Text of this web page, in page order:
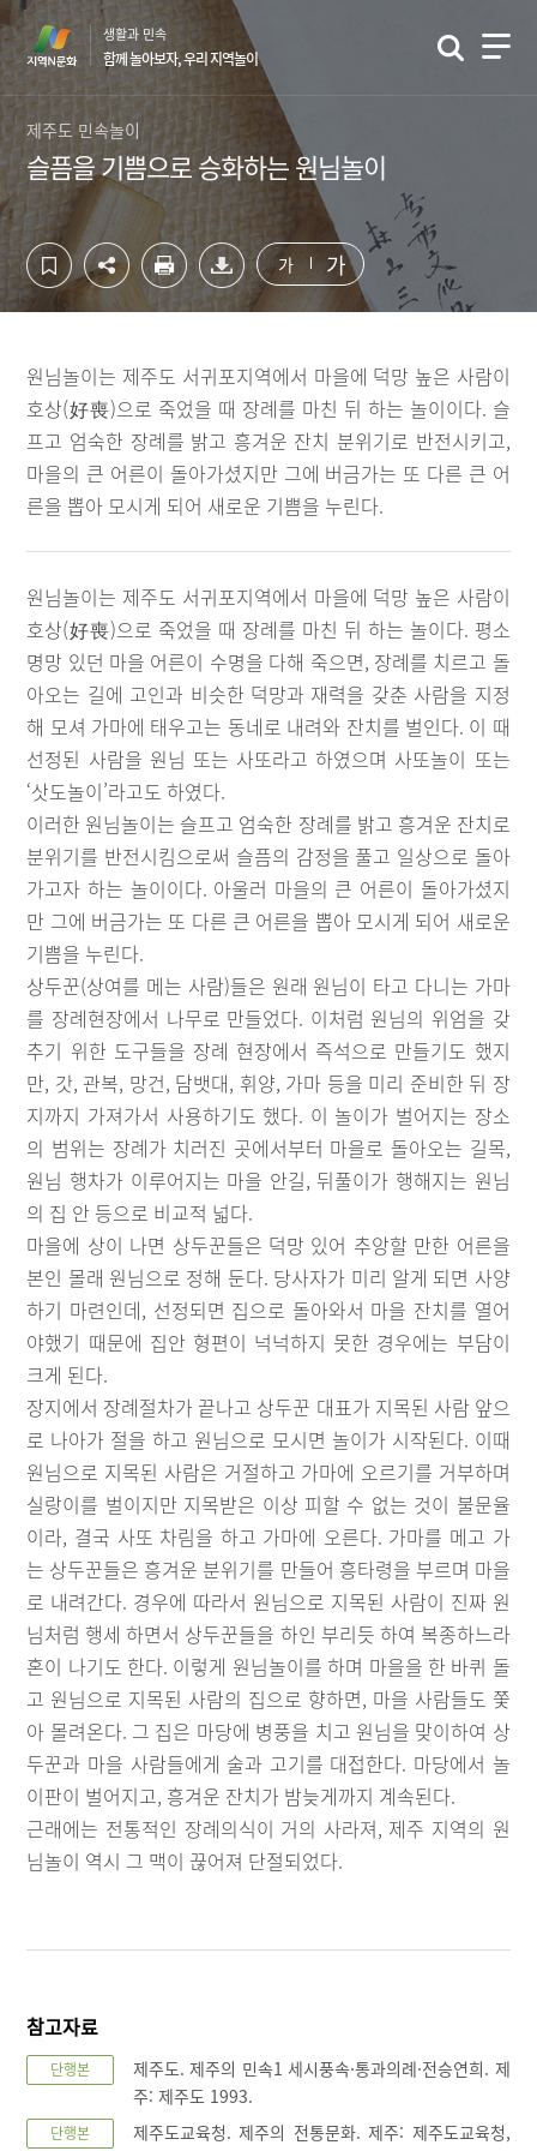
텐
츠
영
역
바
로
가
기
단
영
역
바
로
가
기
생활과 민속
함께 놀아보자, 우리 지역놀이
제주도 민속놀이
슬픔을 기쁨으로 승화하는 원님놀이
가 가
원님놀이는 제주도 서귀포지역에서 마을에 덕망 높은 사람이
호상(好喪)으로 죽었을 때 장례를 마친 뒤 하는 놀이이다. 슬
프고 엄숙한 장례를 밝고 흥겨운 잔치 분위기로 반전시키고,
마을의 큰 어른이 돌아가셨지만 그에 버금가는 또 다른 큰 어
른을 뽑아 모시게 되어 새로운 기쁨을 누린다.
원님놀이는 제주도 서귀포지역에서 마을에 덕망 높은 사람이
호상(好喪)으로 죽었을 때 장례를 마친 뒤 하는 놀이다. 평소
명망 있던 마을 어른이 수명을 다해 죽으면, 장례를 치르고 돌
아오는 길에 고인과 비슷한 덕망과 재력을 갖춘 사람을 지정
해 모셔 가마에 태우고는 동네로 내려와 잔치를 벌인다. 이 때
선정된 사람을 원님 또는 사또라고 하였으며 사또놀이 또는
‘삿도놀이’라고도 하였다.
이러한 원님놀이는 슬프고 엄숙한 장례를 밝고 흥겨운 잔치로
분위기를 반전시킴으로써 슬픔의 감정을 풀고 일상으로 돌아
가고자 하는 놀이이다. 아울러 마을의 큰 어른이 돌아가셨지
만 그에 버금가는 또 다른 큰 어른을 뽑아 모시게 되어 새로운
기쁨을 누린다.
상두꾼(상여를 메는 사람)들은 원래 원님이 타고 다니는 가마
를 장례현장에서 나무로 만들었다. 이처럼 원님의 위엄을 갖
추기 위한 도구들을 장례 현장에서 즉석으로 만들기도 했지
만, 갓, 관복, 망건, 담뱃대, 휘양, 가마 등을 미리 준비한 뒤 장
지까지 가져가서 사용하기도 했다. 이 놀이가 벌어지는 장소
의 범위는 장례가 치러진 곳에서부터 마을로 돌아오는 길목,
원님 행차가 이루어지는 마을 안길, 뒤풀이가 행해지는 원님
의 집 안 등으로 비교적 넓다.
마을에 상이 나면 상두꾼들은 덕망 있어 추앙할 만한 어른을
본인 몰래 원님으로 정해 둔다. 당사자가 미리 알게 되면 사양
하기 마련인데, 선정되면 집으로 돌아와서 마을 잔치를 열어
야했기 때문에 집안 형편이 넉넉하지 못한 경우에는 부담이
크게 된다.
장지에서 장례절차가 끝나고 상두꾼 대표가 지목된 사람 앞으
로 나아가 절을 하고 원님으로 모시면 놀이가 시작된다. 이때
원님으로 지목된 사람은 거절하고 가마에 오르기를 거부하며
실랑이를 벌이지만 지목받은 이상 피할 수 없는 것이 불문율
이라, 결국 사또 차림을 하고 가마에 오른다. 가마를 메고 가
는 상두꾼들은 흥겨운 분위기를 만들어 흥타령을 부르며 마을
로 내려간다. 경우에 따라서 원님으로 지목된 사람이 진짜 원
님처럼 행세 하면서 상두꾼들을 하인 부리듯 하여 복종하느라
혼이 나기도 한다. 이렇게 원님놀이를 하며 마을을 한 바퀴 돌
고 원님으로 지목된 사람의 집으로 향하면, 마을 사람들도 쫓
아 몰려온다. 그 집은 마당에 병풍을 치고 원님을 맞이하여 상
두꾼과 마을 사람들에게 술과 고기를 대접한다. 마당에서 놀
이판이 벌어지고, 흥겨운 잔치가 밤늦게까지 계속된다.
근래에는 전통적인 장례의식이 거의 사라져, 제주 지역의 원
님놀이 역시 그 맥이 끊어져 단절되었다.
참고자료
단행본
제주도. 제주의 민속1 세시풍속·통과의례·전승연희. 제
주: 제주도 1993.
단행본
제주도교육청. 제주의 전통문화. 제주: 제주도교육청,